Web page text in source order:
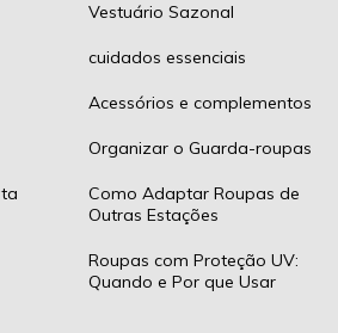
Vestuário Sazonal
cuidados essenciais
Acessórios e complementos
Organizar o Guarda-roupas
Como Adaptar Roupas de
Outras Estações
Roupas com Proteção UV:
Quando e Por que Usar